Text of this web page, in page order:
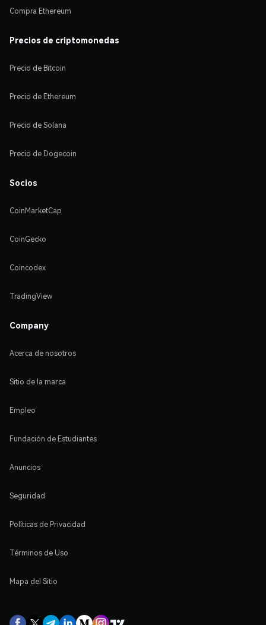
Compra Ethereum
Precios de criptomonedas
Precio de Bitcoin
Precio de Ethereum
Precio de Solana
Precio de Dogecoin
Socios
CoinMarketCap
CoinGecko
Coincodex
TradingView
Company
Acerca de nosotros
Sitio de la marca
Empleo
Fundación de Estudiantes
Anuncios
Seguridad
Políticas de Privacidad
Términos de Uso
Mapa del Sitio